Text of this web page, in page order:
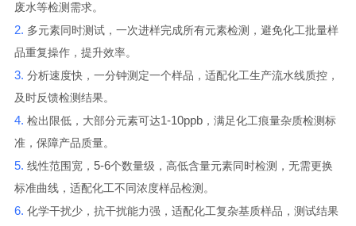
废水等检测需求。
2. 多元素同时测试，一次进样完成所有元素检测，避免化工批量样
品重复操作，提升效率。
3. 分析速度快，一分钟测定一个样品，适配化工生产流水线质控，
及时反馈检测结果。
4. 检出限低，大部分元素可达1-10ppb，满足化工痕量杂质检测标
准，保障产品质量。
5. 线性范围宽， 5-6个数量级，高低含量元素同时检测，无需更换
标准曲线，适配化工不同浓度样品检测。
6. 化学干扰少，抗干扰能力强，适配化工复杂基质样品，测试结果